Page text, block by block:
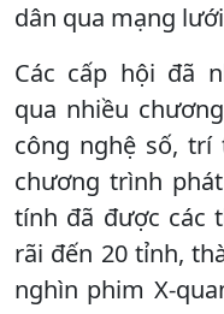
dân qua mạng
Các cấp hội đã
qua nhiều
công nghệ số, trí
chương trình
tính đã được các
rãi đến 20 tỉnh,
nghìn phim X-